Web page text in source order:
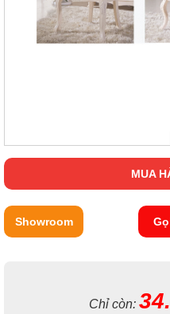
MUA
Showroom
Chỉ còn: